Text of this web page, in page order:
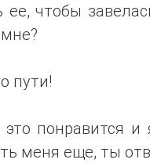
ее, чтобы
пути!
понравится и
меня еще, ты